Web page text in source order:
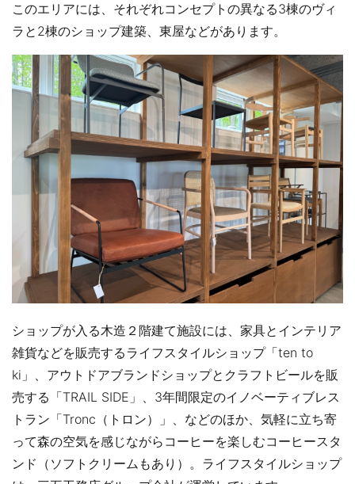
このエリアには、それぞれコンセプトの異なる3棟のヴィ
ラと2棟のショップ建築、東屋などがあります。
ショップが入る木造２階建て施設には、家具とインテリア
雑貨などを販売するライフスタイルショップ「ten to
ki」、アウトドアブランドショップとクラフトビールを販
売する「TRAIL SIDE」、3年間限定のイノベーティブレス
トラン「Tronc（トロン）」、などのほか、気軽に立ち寄
って森の空気を感じながらコーヒーを楽しむコーヒースタ
ンド（ソフトクリームもあり）。ライフスタイルショップ